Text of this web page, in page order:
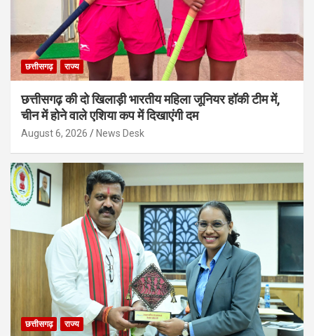
छत्तीसगढ़ राज्य
छत्तीसगढ़ की दो खिलाड़ी भारतीय महिला जूनियर हॉकी टीम में,
चीन में होने वाले एशिया कप में दिखाएंगी दम
August 6, 2026 News Desk
छत्तीसगढ़ राज्य